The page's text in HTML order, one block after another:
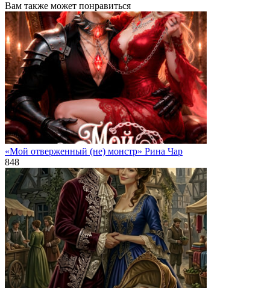
Вам также может понравиться
«Мой отверженный (не) монстр» Рина Чар
848